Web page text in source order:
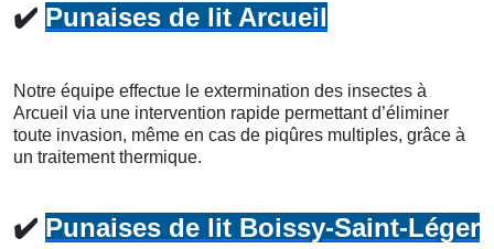
✔️ Punaises de lit Arcueil
Notre équipe effectue le extermination des insectes à
Arcueil via une intervention rapide permettant d’éliminer
toute invasion, même en cas de piqûres multiples, grâce à
un traitement thermique.
✔️ Punaises de lit Boissy-Saint-Léger